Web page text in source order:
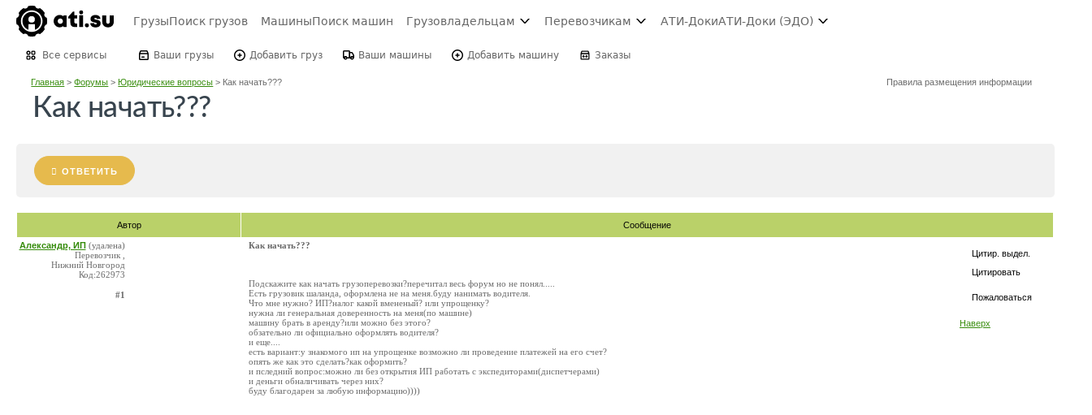
ГрузыПоиск грузов МашиныПоиск машин Грузовладельцам Перевозчикам АТИ-ДокиАТИ-Доки (ЭДО)
Все сервисы Ваши грузы Добавить груз Ваши машины Добавить машину Заказы
Главная >Форумы >Юридические вопросы > Как начать??? Правила размещения информации
Как начать???
ОТВЕТИТЬ
Автор Сообщение
Цитир. выдел.
Цитировать
Пожаловаться
Наверх
Александр, ИП (удалена)
Перевозчик ,
Нижний Новгород
Код:262973
#1
Как начать???
Подскажите как начать грузоперевозки?перечитал весь форум но не понял.....
Есть грузовик шаланда, оформлена не на меня.буду нанимать водителя.
Что мне нужно? ИП?налог какой вмененый? или упрощенку?
нужна ли генеральная доверенность на меня(по машине)
машину брать в аренду?или можно без этого?
обзательно ли официально оформлять водителя?
и еще....
есть вариант:у знакомого ип на упрощенке возможно ли проведение платежей на его счет?
опять же как это сделать?как оформить?
и пследний вопрос:можно ли без открытия ИП работать с экспедиторами(диспетчерами)
и деньги обналичивать через них?
буду благодарен за любую информацию))))